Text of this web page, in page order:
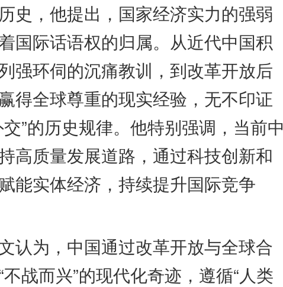
，他提出，国家经济实力的强弱
国际话语权的归属。从近代中国积
强环伺的沉痛教训，到改革开放后
得全球尊重的现实经验，无不印证
”的历史规律。他特别强调，当前中
高质量发展道路，通过科技创新和
能实体经济，持续提升国际竞争
为，中国通过改革开放与全球合
战而兴”的现代化奇迹，遵循“人类